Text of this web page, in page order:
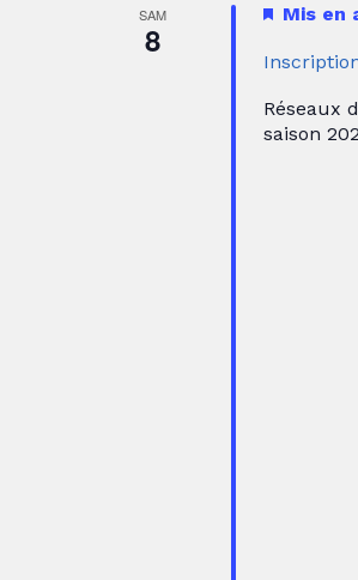
SAM
8
Mis en
Réseaux
saison